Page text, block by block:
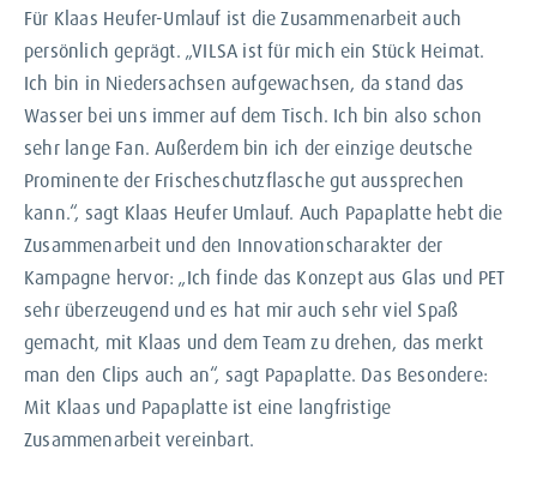
Für Klaas Heufer-Umlauf ist die Zusammenarbeit auch
persönlich geprägt. „VILSA ist für mich ein Stück Heimat.
Ich bin in Niedersachsen aufgewachsen, da stand das
Wasser bei uns immer auf dem Tisch. Ich bin also schon
sehr lange Fan. Außerdem bin ich der einzige deutsche
Prominente der Frischeschutzflasche gut aussprechen
kann.“, sagt Klaas Heufer Umlauf. Auch Papaplatte hebt die
Zusammenarbeit und den Innovationscharakter der
Kampagne hervor: „Ich finde das Konzept aus Glas und PET
sehr überzeugend und es hat mir auch sehr viel Spaß
gemacht, mit Klaas und dem Team zu drehen, das merkt
man den Clips auch an“, sagt Papaplatte. Das Besondere:
Mit Klaas und Papaplatte ist eine langfristige
Zusammenarbeit vereinbart.